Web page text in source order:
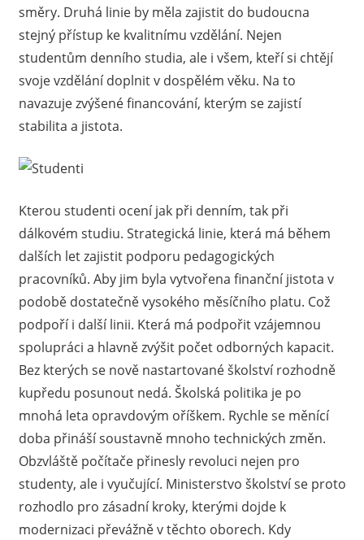
ty,
jimž
se
zrovna
nevede
směry. Druhá linie by měla zajistit do budoucna
stejný přístup ke kvalitnímu vzdělání. Nejen
studentům denního studia, ale i všem, kteří si chtějí
svoje vzdělání doplnit v dospělém věku. Na to
navazuje zvýšené financování, kterým se zajistí
stabilita a jistota.
Kterou studenti ocení jak při denním, tak při
dálkovém studiu. Strategická linie, která má během
dalších let zajistit podporu pedagogických
pracovníků. Aby jim byla vytvořena finanční jistota v
podobě dostatečně vysokého měsíčního platu. Což
podpoří i další linii. Která má podpořit vzájemnou
spolupráci a hlavně zvýšit počet odborných kapacit.
Bez kterých se nově nastartované školství rozhodně
kupředu posunout nedá. Školská politika je po
mnohá leta opravdovým oříškem. Rychle se měnící
doba přináší soustavně mnoho technických změn.
Obzvláště počítače přinesly revoluci nejen pro
studenty, ale i vyučující. Ministerstvo školství se proto
rozhodlo pro zásadní kroky, kterými dojde k
modernizaci převážně v těchto oborech. Kdy